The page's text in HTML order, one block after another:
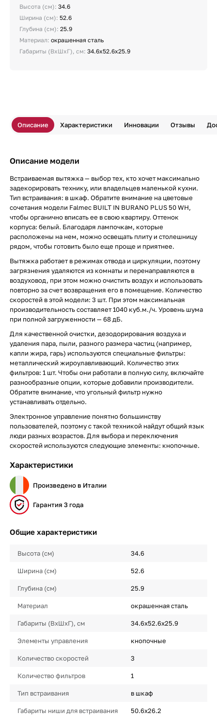
Высота (см): 34.6
Ширина (см): 52.6
Глубина (см): 25.9
Материал: окрашенная сталь
Габариты (ВхШхГ), см: 34.6х52.6х25.9
Описание Характеристики Инновации Отзывы
Описание модели
Встраиваемая вытяжка — выбор тех, кто хочет максимально
задекорировать технику, или владельцев маленькой кухни.
Тип встраивания: в шкаф. Обратите внимание на цветовые
сочетания модели Falmec BUILT IN BURANO PLUS 50 WH,
чтобы органично вписать ее в свою квартиру. Оттенок
корпуса: белый. Благодаря лампочкам, которые
расположены на нем, можно освещать плиту и столешницу
рядом, чтобы готовить было еще проще и приятнее.
Вытяжка работает в режимах отвода и циркуляции, поэтому
загрязнения удаляются из комнаты и перенаправляются в
воздуховод, при этом можно очистить воздух и использовать
повторно за счет возвращения его в помещение. Количество
скоростей в этой модели: 3 шт. При этом максимальная
производительность составляет 1040 куб.м./ч. Уровень шума
при полной загруженности — 68 дБ.
Для качественной очистки, дезодорирования воздуха и
удаления пара, пыли, разного размера частиц (например,
капли жира, гарь) используются специальные фильтры:
металлический жироулавливающий. Количество этих
фильтров: 1 шт. Чтобы они работали в полную силу, включайте
разнообразные опции, которые добавили производители.
Обратите внимание, что угольный фильтр нужно
устанавливать отдельно.
Электронное управление понятно большинству
пользователей, поэтому с такой техникой найдут общий язык
люди разных возрастов. Для выбора и переключения
скоростей используются следующие элементы: кнопочные.
Характеристики
Произведено в Италии
Гарантия 3 года
Общие характеристики
Высота (см) 34.6
Ширина (см) 52.6
Глубина (см) 25.9
Материал окрашенная сталь
Габариты (ВхШхГ), см 34.6х52.6х25.9
Элементы управления кнопочные
Количество скоростей 3
Количество фильтров 1
Тип встраивания в шкаф
Габариты ниши для встраивания
50.6х26.2